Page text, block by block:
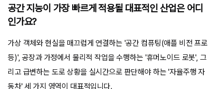
공간 지능이 가장 빠르게 적용될 대표적인 산업은 어디
인가요?
가상 객체와 현실을 매끄럽게 연결하는 '공간 컴퓨팅(애플 비전 프로
등)', 공장과 가정에서 물리적 작업을 수행하는 '휴머노이드 로봇', 그
리고 급변하는 도로 상황을 실시간으로 판단해야 하는 '자율주행 자
동차' 세 가지 영역이 대표적입니다.